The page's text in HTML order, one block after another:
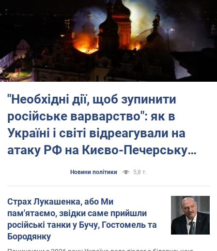
"Необхідні дії, щоб зупинити
російське варварство": як в
Україні і світі відреагували на
атаку РФ на Києво-Печерську
Новини політики 5,8 т.
Страх Лукашенка, або Ми
пам'ятаємо, звідки саме прийшли
російські танки у Бучу, Гостомель та
Бородянку